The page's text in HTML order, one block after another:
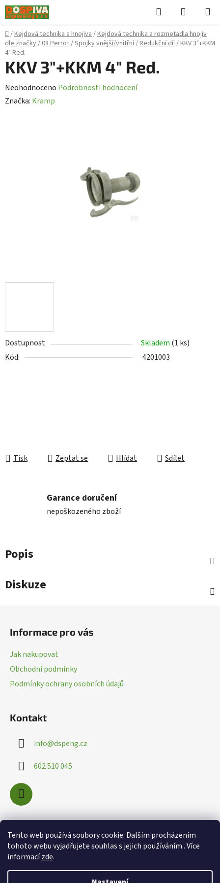
Tento web používá soubory cookie. Dalším procházením
tohoto webu vyjadřujete souhlas s jejich používáním.. Více
informacízde.
Přejít
na
obsah
Hledat
KOŠÍK
Domů
/Kejdová technika a hnojiva/Kejdová technika a rozmetadla hnojiv
dle značky/08 Perrot/Spojky vnější/vnitřní/Redukční díl/KKV 3"+KKM
4" Red.
Dostupnost Skladem (1 ks)
Kód:
4201003
Tisk Zeptat se Hlídat Sdílet
KKV 3"+KKM 4" Red.
Průměrné
hodnocení
Neohodnoceno Podrobnosti hodnocení
Značka: Kramp
Garance doručení
nepoškozeného zboží
Popis
Diskuze
Informace pro vás
Jak nakupovat
Obchodní podmínky
Podmínky ochrany osobních údajů
Kontakt
info@dspeng.cz
602 510 045
Nákupní košík